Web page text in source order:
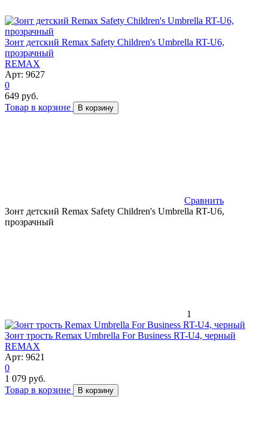
Зонт детский Remax Safety Children's Umbrella RT-U6,
прозрачный
REMAX
Арт: 9627
0
649 руб.
Товар в корзине
В корзину
Сравнить
Зонт детский Remax Safety Children's Umbrella RT-U6,
прозрачный
1
Зонт трость Remax Umbrella For Business RT-U4, черный
REMAX
Арт: 9621
0
1 079 руб.
Товар в корзине
В корзину